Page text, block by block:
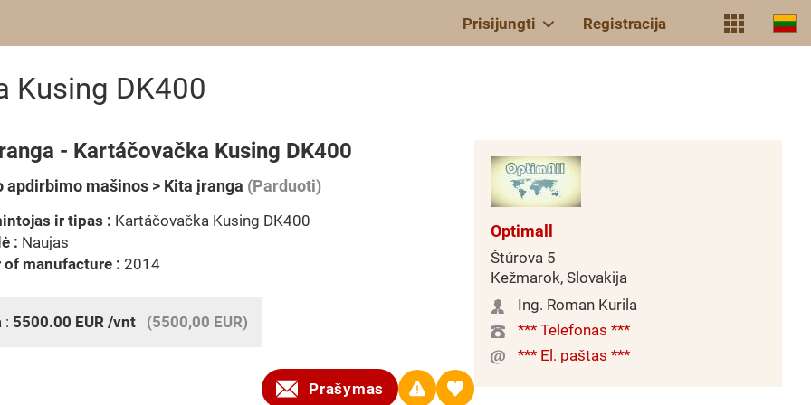
Prisijungti Registracija
Kusing DK400
- Kartáčovačka Kusing DK400
apdirbimo mašinos > Kita įranga (Parduoti)
ir tipas : Kartáčovačka Kusing DK400
: Naujas
of manufacture : 2014
: 5500.00 EUR /vnt (5500,00 EUR)
Prašymas
Optimall
Štúrova 5
Kežmarok, Slovakija
Ing. Roman Kurila
*** Telefonas ***
*** El. paštas ***